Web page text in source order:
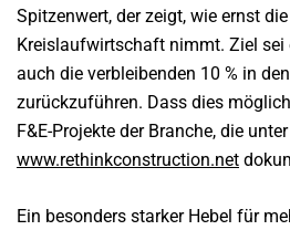
Spitzenwert, der zeigt, wie ernst
Kreislaufwirtschaft nimmt. Ziel sei
auch die verbleibenden 10 % in
zurückzuführen. Dass dies
F&E-Projekte der Branche, die
www.rethinkconstruction.net
Ein besonders starker Hebel für